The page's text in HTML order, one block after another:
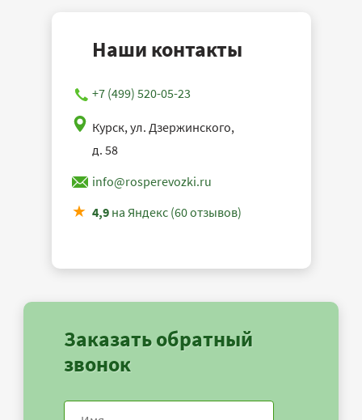
Наши контакты
+7 (499) 520-05-23
Курск, ул. Дзержинского,
д. 58
info@rosperevozki.ru
4,9на Яндекс (60 отзывов)
Заказать обратный
звонок